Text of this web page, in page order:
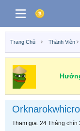
Trang Chủ Thành Viên
Tham gia 24 Tháng chín